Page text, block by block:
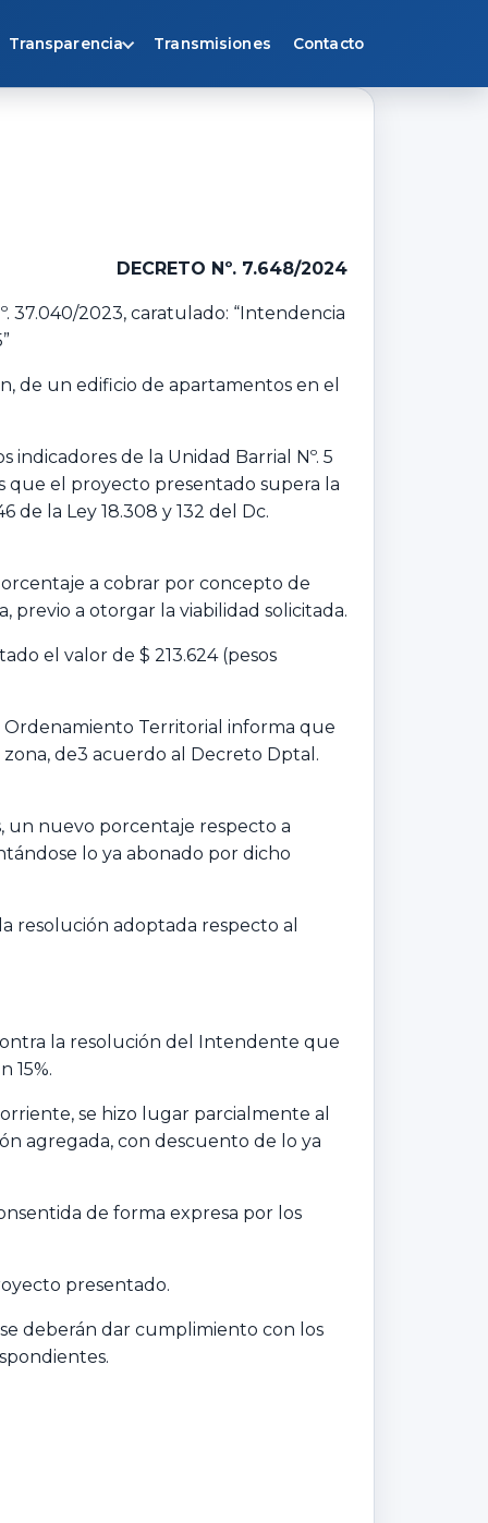
Transparencia Transmisiones Contacto
DECRETO Nº. 7.648/2024
37.040/2023, caratulado: “Intendencia
de un edificio de apartamentos en el
de la Unidad Barrial Nº. 5
que el proyecto presentado supera la
la Ley 18.308 y 132 del Dc.
a cobrar por concepto de
previo a otorgar la viabilidad solicitada.
el valor de $ 213.624 (pesos
Territorial informa que
de3 acuerdo al Decreto Dptal.
un nuevo porcentaje respecto a
lo ya abonado por dicho
resolución adoptada respecto al
la resolución del Intendente que
15%.
se hizo lugar parcialmente al
agregada, con descuento de lo ya
de forma expresa por los
presentado.
deberán dar cumplimiento con los